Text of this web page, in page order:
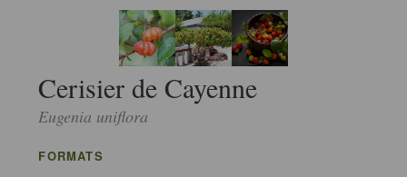
Cerisier de Cayenne
Eugenia uniflora
FORMATS